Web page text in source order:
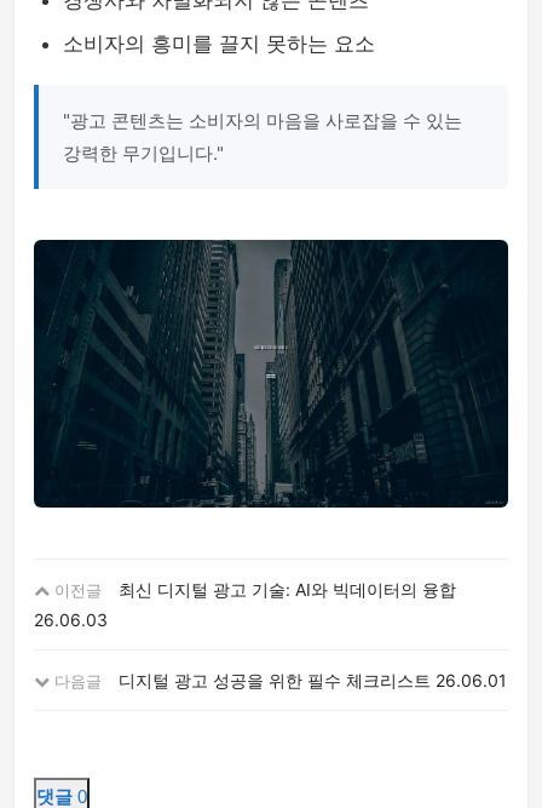
소비자의 흥미를 끌지 못하는 요소
"광고 콘텐츠는 소비자의 마음을 사로잡을 수 있는
강력한 무기입니다."
이전글
최신 디지털 광고 기술: AI와 빅데이터의 융합
26.06.03
다음글 디지털 광고 성공을 위한 필수 체크리스트 26.06.01
댓글 0